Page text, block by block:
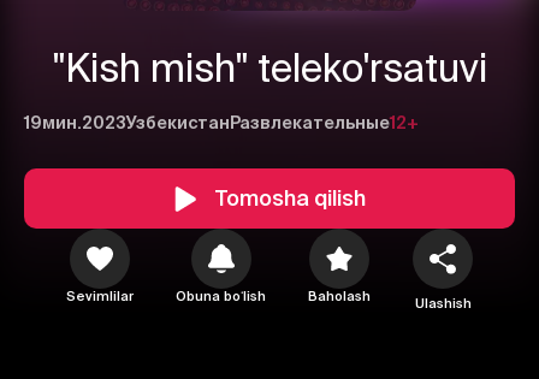
"Kish mish" teleko'rsatuvi
19мин.2023Узбекистан Развлекательные12+
Tomosha qilish
Sevimlilar Obuna boʻlish Baholash Ulashish